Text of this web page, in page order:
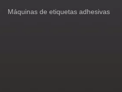
Máquinas de etiquetas adhesivas